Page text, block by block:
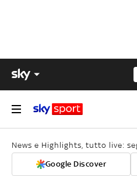
News e Highlights, tutto live:
Google Discover